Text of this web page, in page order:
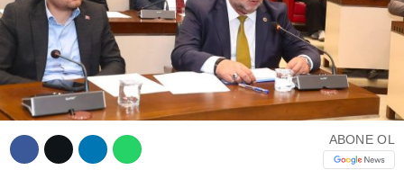
Youtube
ABONE OL